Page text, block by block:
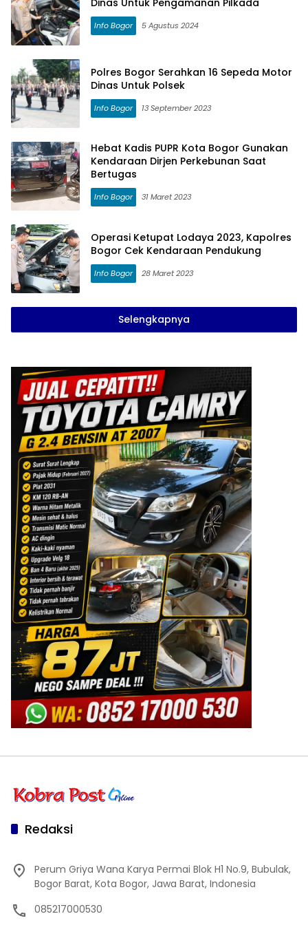
Info Bogor 5 Agustus 2024
Polres Bogor Serahkan 16 Sepeda Motor
Dinas Untuk Polsek
Info Bogor 13 September 2023
Hebat Kadis PUPR Kota Bogor Gunakan
Kendaraan Dirjen Perkebunan Saat
Bertugas
Info Bogor 31 Maret 2023
Operasi Ketupat Lodaya 2023, Kapolres
Bogor Cek Kendaraan Pendukung
Info Bogor 28 Maret 2023
Selengkapnya
Redaksi
Perum Griya Wana Karya Permai Blok H1 No.9, Bubulak,
Bogor Barat, Kota Bogor, Jawa Barat, Indonesia
085217000530